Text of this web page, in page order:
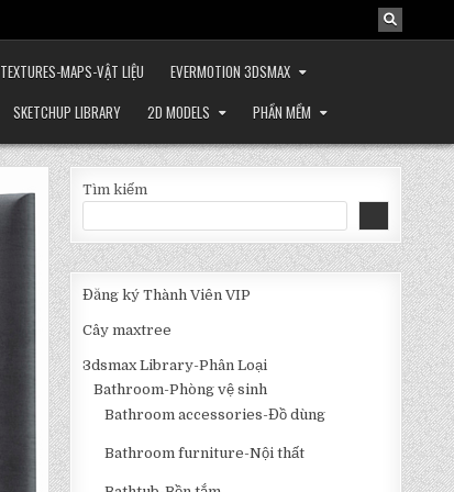
TEXTURES-MAPS-VẬT LIỆU
EVERMOTION 3DSMAX
SKETCHUP LIBRARY 2D MODELS PHẦN MỀM
Tìm kiếm
Đăng ký Thành Viên VIP
Cây maxtree
3dsmax Library-Phân Loại
Bathroom-Phòng vệ sinh
Bathroom accessories-Đồ dùng
Bathroom furniture-Nội thất